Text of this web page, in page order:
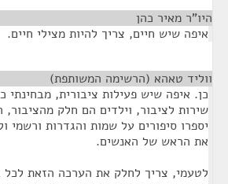
היו"ר מאיר כהן
איפה שיש חיים, צריך להיות מצילי חיים.
ווליד טאהא (הרשימה המשותפת)
כן. איפה שיש פעילות ציבורית, מבחינתי
שירות לציבור, וילדים הם חלק מהציבור,
יספרו סיפורים על שמות והגדרות ורשמי
את הראש של האנשים.
לטעמי, צריך לחלק את הערכה הזאת לכל